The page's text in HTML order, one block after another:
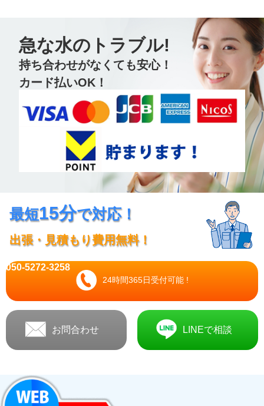
急な水のトラブル!
持ち合わせがなくても安心！
カード払いOK！
最短15分で対応！
出張・見積もり費用無料！
24時間365日受付可能 !
050-5272-3258
お問合わせ LINEで相談